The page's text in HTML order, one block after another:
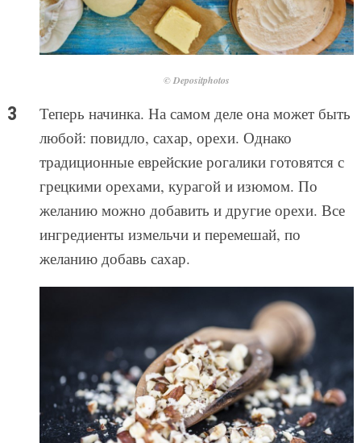
© Depositphotos
Теперь начинка. На самом деле она может быть
любой: повидло, сахар, орехи. Однако
традиционные еврейские рогалики готовятся с
грецкими орехами, курагой и изюмом. По
желанию можно добавить и другие орехи. Все
ингредиенты измельчи и перемешай, по
желанию добавь сахар.